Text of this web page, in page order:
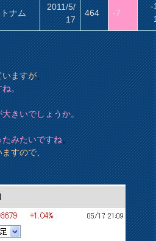
ナム
2011/5/
17
464 -7
-
いますが、
ね。
きいでしょうか。
みたいですね。
ますので、